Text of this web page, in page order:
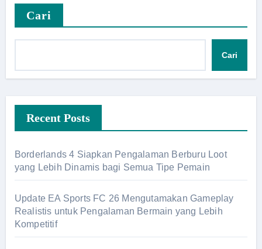
Cari
Cari
Recent Posts
Borderlands 4 Siapkan Pengalaman Berburu Loot
yang Lebih Dinamis bagi Semua Tipe Pemain
Update EA Sports FC 26 Mengutamakan Gameplay
Realistis untuk Pengalaman Bermain yang Lebih
Kompetitif